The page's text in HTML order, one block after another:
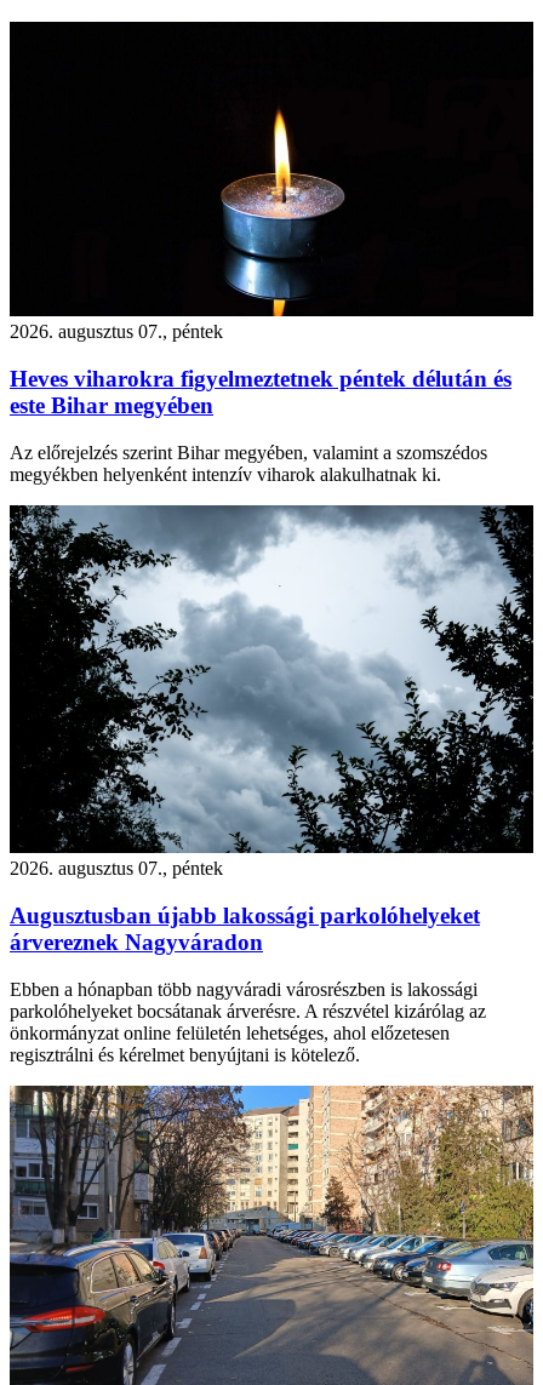
2026. augusztus 07., péntek
Heves viharokra figyelmeztetnek péntek délután és
este Bihar megyében
Az előrejelzés szerint Bihar megyében, valamint a szomszédos
megyékben helyenként intenzív viharok alakulhatnak ki.
2026. augusztus 07., péntek
Augusztusban újabb lakossági parkolóhelyeket
árvereznek Nagyváradon
Ebben a hónapban több nagyváradi városrészben is lakossági
parkolóhelyeket bocsátanak árverésre. A részvétel kizárólag az
önkormányzat online felületén lehetséges, ahol előzetesen
regisztrálni és kérelmet benyújtani is kötelező.